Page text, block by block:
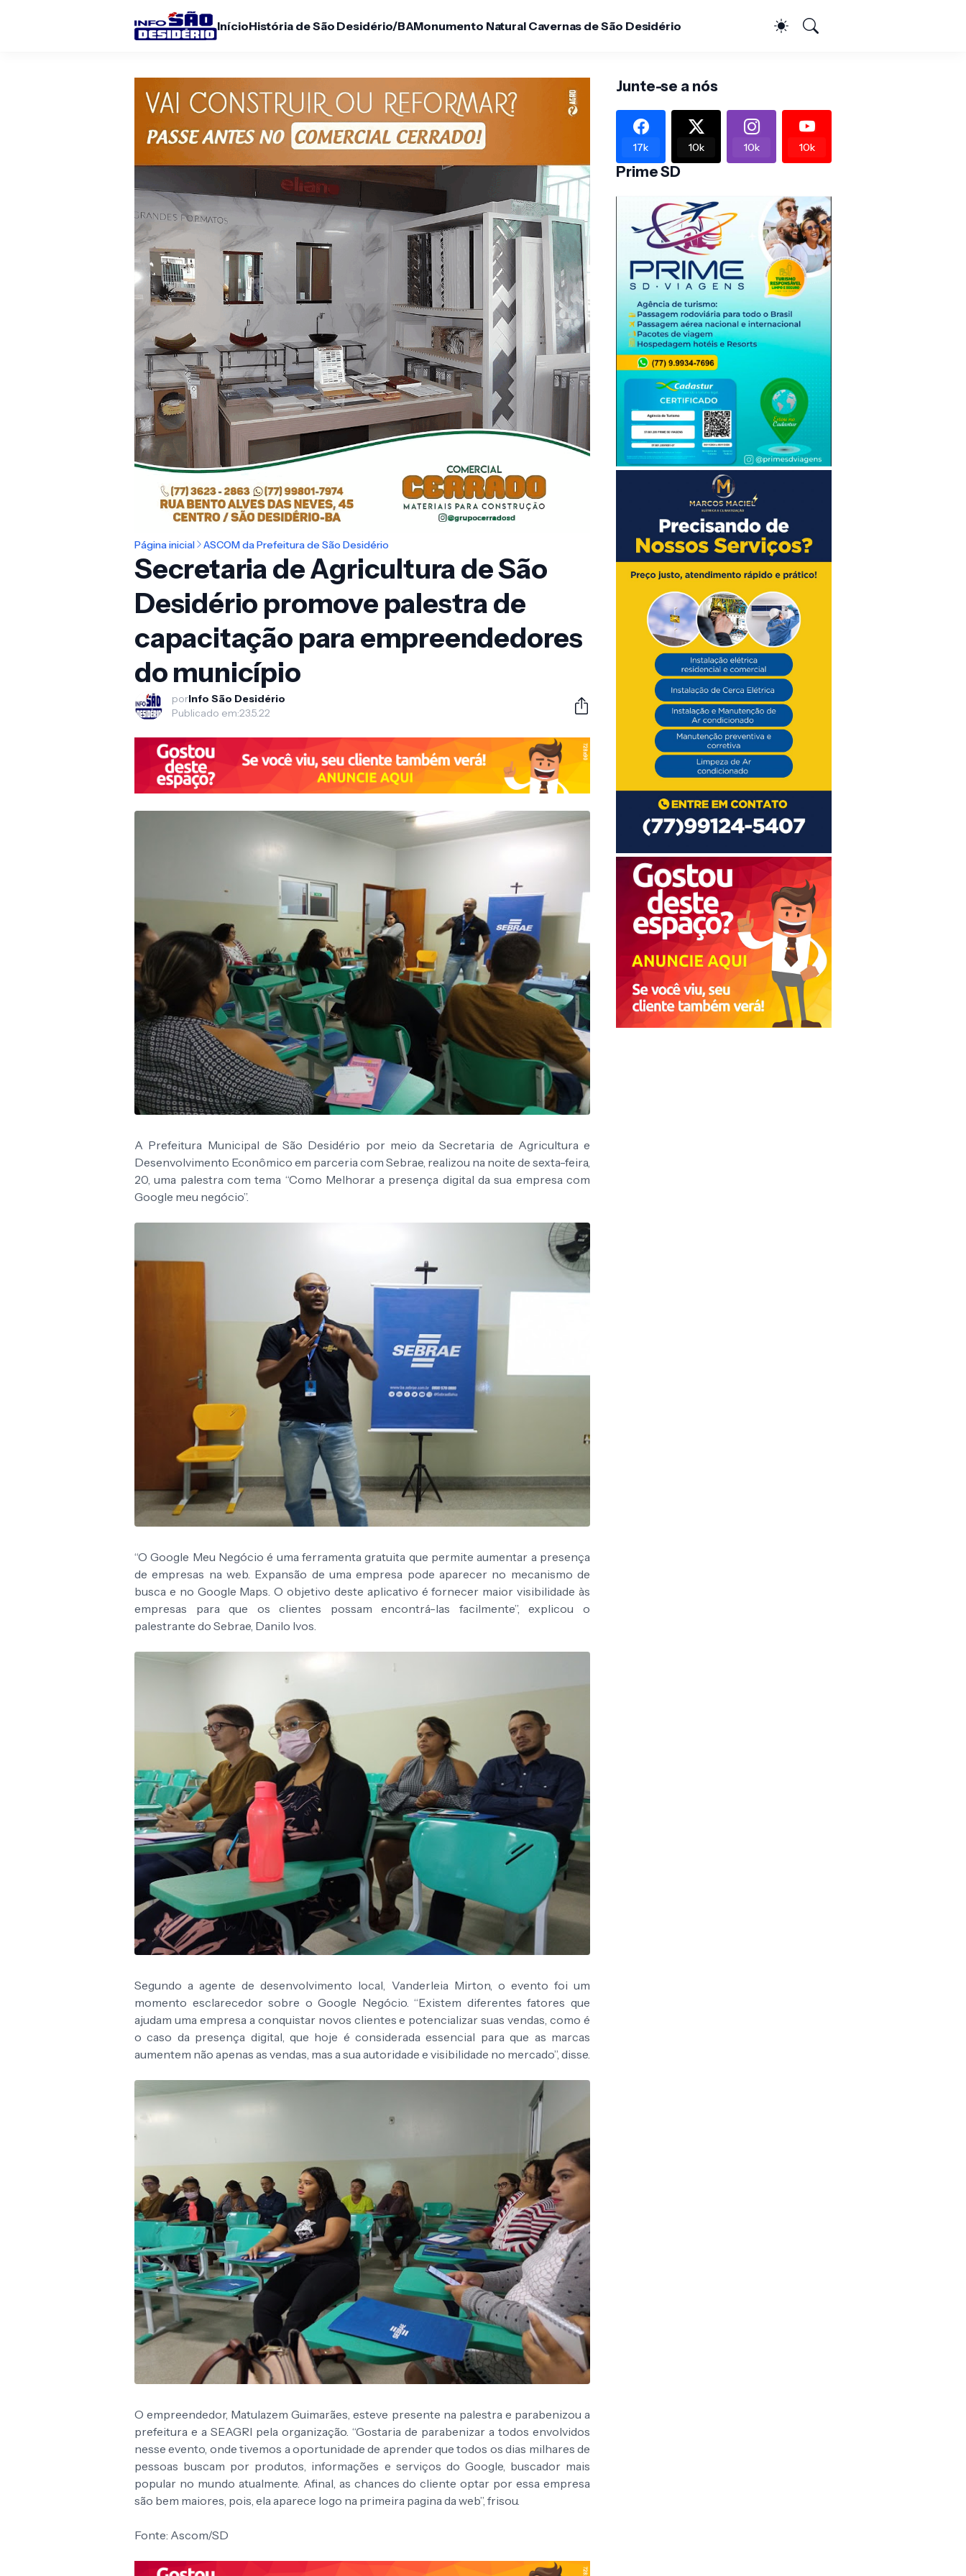
InícioHistória de São Desidério/BAMonumento Natural Cavernas de São Desidério
Página inicial ASCOM da Prefeitura de São Desidério
Secretaria de Agricultura de São
Desidério promove palestra de
capacitação para empreendedores
do município
porInfo São Desidério
Publicado em:23.5.22
A Prefeitura Municipal de São Desidério por meio da Secretaria de Agricultura e
Desenvolvimento Econômico em parceria com Sebrae, realizou na noite de sexta-feira,
20, uma palestra com tema “Como Melhorar a presença digital da sua empresa com
Google meu negócio”.
“O Google Meu Negócio é uma ferramenta gratuita que permite aumentar a presença
de empresas na web. Expansão de uma empresa pode aparecer no mecanismo de
busca e no Google Maps. O objetivo deste aplicativo é fornecer maior visibilidade às
empresas para que os clientes possam encontrá-las facilmente”, explicou o
palestrante do Sebrae, Danilo Ivos.
Segundo a agente de desenvolvimento local, Vanderleia Mirton, o evento foi um
momento esclarecedor sobre o Google Negócio. “Existem diferentes fatores que
ajudam uma empresa a conquistar novos clientes e potencializar suas vendas, como é
o caso da presença digital, que hoje é considerada essencial para que as marcas
aumentem não apenas as vendas, mas a sua autoridade e visibilidade no mercado”, disse.
O empreendedor, Matulazem Guimarães, esteve presente na palestra e parabenizou a
prefeitura e a SEAGRI pela organização. “Gostaria de parabenizar a todos envolvidos
nesse evento, onde tivemos a oportunidade de aprender que todos os dias milhares de
pessoas buscam por produtos, informações e serviços do Google, buscador mais
popular no mundo atualmente. Afinal, as chances do cliente optar por essa empresa
são bem maiores, pois, ela aparece logo na primeira pagina da web”, frisou.
Fonte: Ascom/SD
Junte-se a nós
17k 10k 10k 10k
Prime SD